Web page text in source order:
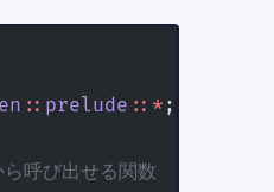
:: prelude ::* ;
び出せる関数